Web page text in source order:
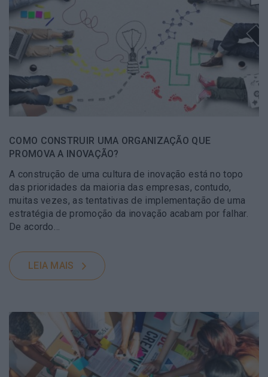
COMO CONSTRUIR UMA ORGANIZAÇÃO QUE
PROMOVA A INOVAÇÃO?
A construção de uma cultura de inovação está no topo
das prioridades da maioria das empresas, contudo,
muitas vezes, as tentativas de implementação de uma
estratégia de promoção da inovação acabam por falhar.
De acordo…
LEIA MAIS